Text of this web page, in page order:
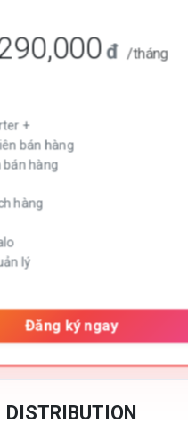
đ /tháng
+
bán hàng
bán hàng
hàng
lý
Đăng ký ngay
DISTRIBUTION